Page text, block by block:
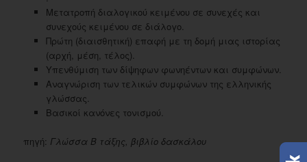
Μετατροπή διαλογικού κειμένου σε συνεχές και
συνεχούς κειμένου σε διάλογο.
Πρώτη (διαισθητική) επαφή με τη δομή μιας ιστορίας
(αρχή, μέση, τέλος).
Υπενθύμιση των δίψηφων φωνηέντων και συμφώνων.
Αναγνώριση των τελικών συμφώνων της ελληνικής
γλώσσας.
Βασικοί κανόνες τονισμού.
πηγή: Γλώσσα Β τάξης, βιβλίο δασκάλου